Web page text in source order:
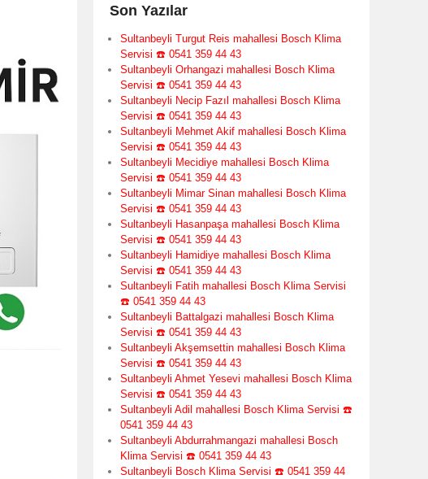
Son Yazılar
Sultanbeyli Turgut Reis mahallesi Bosch Klima
Servisi ☎️ 0541 359 44 43
Sultanbeyli Orhangazi mahallesi Bosch Klima
Servisi ☎️ 0541 359 44 43
Sultanbeyli Necip Fazıl mahallesi Bosch Klima
Servisi ☎️ 0541 359 44 43
Sultanbeyli Mehmet Akif mahallesi Bosch Klima
Servisi ☎️ 0541 359 44 43
Sultanbeyli Mecidiye mahallesi Bosch Klima
Servisi ☎️ 0541 359 44 43
Sultanbeyli Mimar Sinan mahallesi Bosch Klima
Servisi ☎️ 0541 359 44 43
Sultanbeyli Hasanpaşa mahallesi Bosch Klima
Servisi ☎️ 0541 359 44 43
Sultanbeyli Hamidiye mahallesi Bosch Klima
Servisi ☎️ 0541 359 44 43
Sultanbeyli Fatih mahallesi Bosch Klima Servisi
☎️ 0541 359 44 43
Sultanbeyli Battalgazi mahallesi Bosch Klima
Servisi ☎️ 0541 359 44 43
Sultanbeyli Akşemsettin mahallesi Bosch Klima
Servisi ☎️ 0541 359 44 43
Sultanbeyli Ahmet Yesevi mahallesi Bosch Klima
Servisi ☎️ 0541 359 44 43
Sultanbeyli Adil mahallesi Bosch Klima Servisi ☎️
0541 359 44 43
Sultanbeyli Abdurrahmangazi mahallesi Bosch
Klima Servisi ☎️ 0541 359 44 43
Sultanbeyli Bosch Klima Servisi ☎️ 0541 359 44